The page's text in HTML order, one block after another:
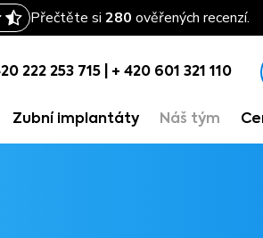
222 253 715 + 420 601 321 110
Zubní implantáty Náš tým
222 253 715|+ 420 601 321 110